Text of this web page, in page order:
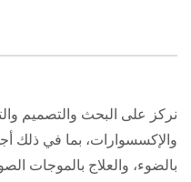
نركز على البحث والتصميم
والإكسسوارات، بما في ذلك
بالضوء، والعلاج بالموجات